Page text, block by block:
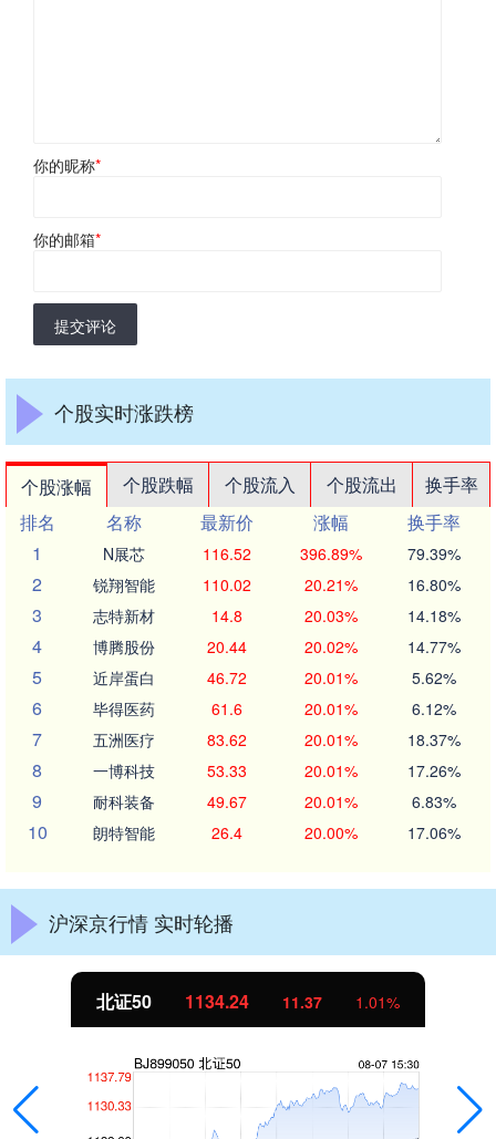
你的昵称*
你的邮箱*
提交评论
个股实时涨跌榜
个股涨幅 个股跌幅 个股流入 个股流出
换手率
排名
名称 最新价 涨幅
换手率
1
N展芯 116.52 396.89% 79.39%
2 锐翔智能 110.02 20.21% 16.80%
3 志特新材 14.8 20.03% 14.18%
4 博腾股份 20.44 20.02% 14.77%
5 近岸蛋白 46.72 20.01% 5.62%
6 毕得医药 61.6 20.01% 6.12%
7 五洲医疗 83.62 20.01% 18.37%
8 一博科技 53.33 20.01% 17.26%
9 耐科装备 49.67 20.01% 6.83%
10 朗特智能 26.4 20.00% 17.06%
沪深京行情 实时轮播
北证50 1134.24 11.37 1.01%